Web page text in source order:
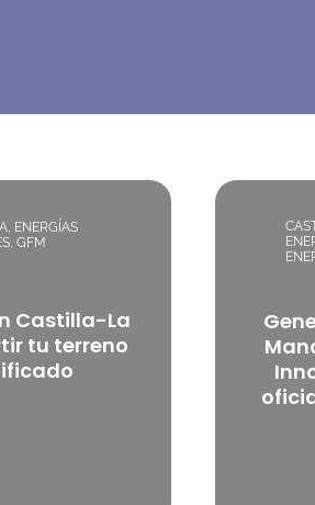
, ENERGÍAS
,GFM
Castilla-La
tu terreno